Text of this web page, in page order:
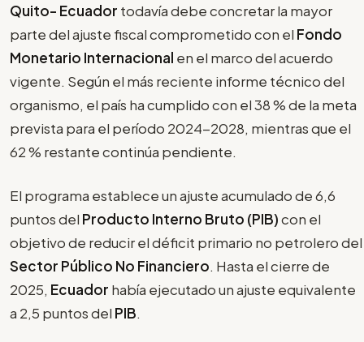
Quito- Ecuador todavía debe concretar la mayor
parte del ajuste fiscal comprometido con el Fondo
Monetario Internacional en el marco del acuerdo
vigente. Según el más reciente informe técnico del
organismo, el país ha cumplido con el 38 % de la meta
prevista para el período 2024-2028, mientras que el
62 % restante continúa pendiente.
El programa establece un ajuste acumulado de 6,6
puntos del Producto Interno Bruto (PIB)con el
objetivo de reducir el déficit primario no petrolero del
Sector Público No Financiero. Hasta el cierre de
2025, Ecuador había ejecutado un ajuste equivalente
a 2,5 puntos del PIB.